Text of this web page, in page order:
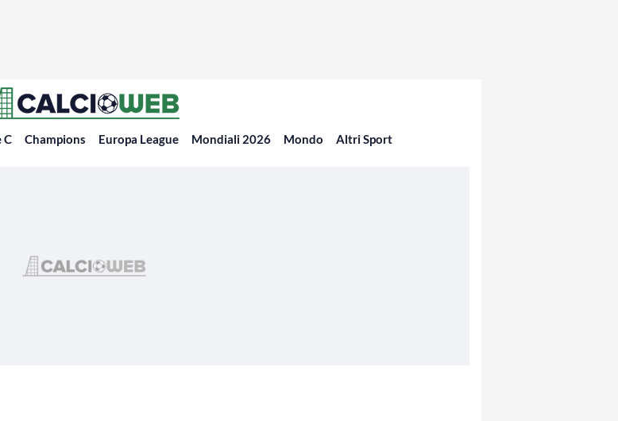
C Champions Europa League Mondiali 2026 Mondo Altri Sport